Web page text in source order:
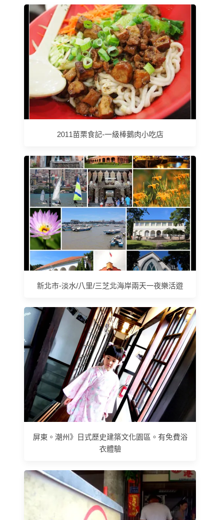
2011苗栗食記-一級棒鵝肉小吃店
新北市-淡水/八里/三芝北海岸兩天一夜樂活遊
屏東。潮州》日式歷史建築文化園區。有免費浴
衣體驗